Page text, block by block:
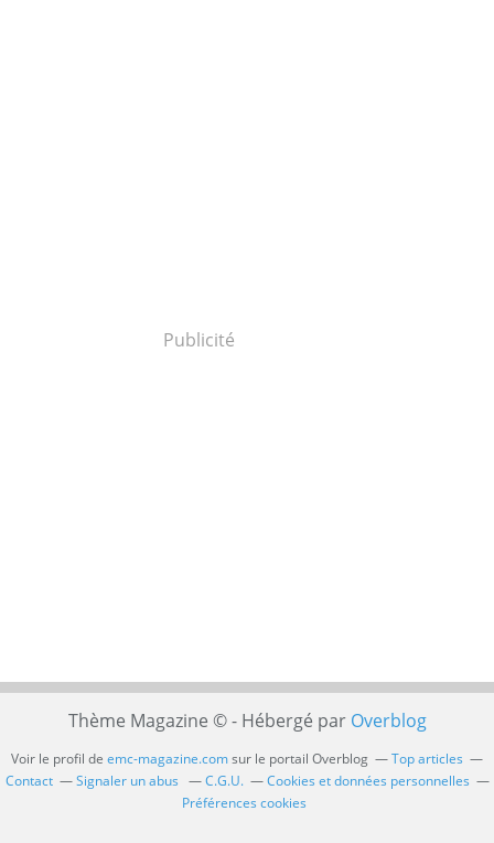
Publicité
Thème Magazine © - Hébergé par Overblog
Voir le profil de emc-magazine.comsur le portail Overblog
Top articles
Contact
Signaler un abus C.G.U.
Cookies et données personnelles
Préférences cookies